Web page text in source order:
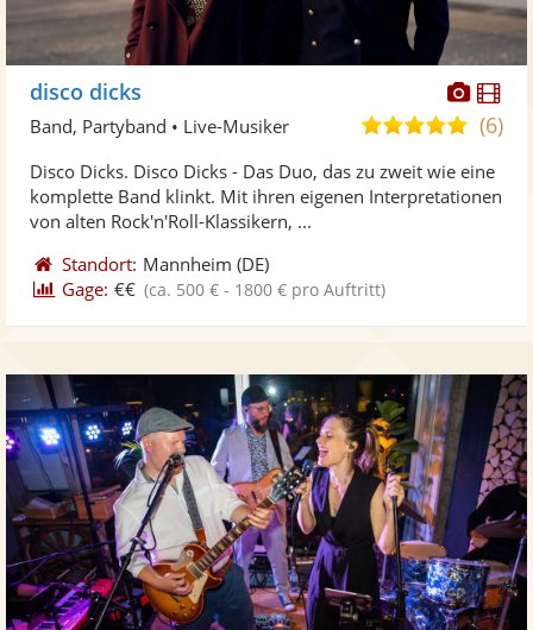
Fotos
disco dicks
5,0
5
(6)
Band, Partyband • Live-Musiker
Disco Dicks. Disco Dicks - Das Duo, das zu zweit wie eine
komplette Band klinkt. Mit ihren eigenen Interpretationen
von alten Rock'n'Roll-Klassikern, ...
Standort: Mannheim (DE)
Gage: €€ (ca. 500 € - 1800 € pro Auftritt)